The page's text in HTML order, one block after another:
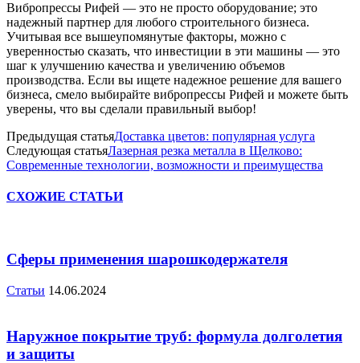
Вибропрессы Рифей — это не просто оборудование; это
надежный партнер для любого строительного бизнеса.
Учитывая все вышеупомянутые факторы, можно с
уверенностью сказать, что инвестиции в эти машины — это
шаг к улучшению качества и увеличению объемов
производства. Если вы ищете надежное решение для вашего
бизнеса, смело выбирайте вибропрессы Рифей и можете быть
уверены, что вы сделали правильный выбор!
Предыдущая статьяДоставка цветов: популярная услуга
Следующая статьяЛазерная резка металла в Щелково:
Современные технологии, возможности и преимущества
СХОЖИЕ СТАТЬИ
Сферы применения шарошкодержателя
Статьи 14.06.2024
Наружное покрытие труб: формула долголетия
и защиты